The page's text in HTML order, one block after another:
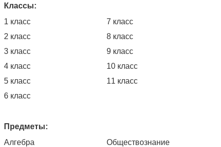
Классы:
1 класс
2 класс
3 класс
4 класс
5 класс
6 класс
7 класс
8 класс
9 класс
10 класс
11 класс
Предметы:
Алгебра
Обществознание